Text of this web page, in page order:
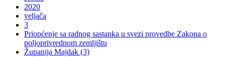
2020
veljača
3
Priopćenje sa radnog sastanka u svezi provedbe Zakona o
poljoprivrednom zemljištu
Županija Majdak (3)